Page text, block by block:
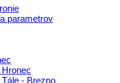
parametrov
- Brezno